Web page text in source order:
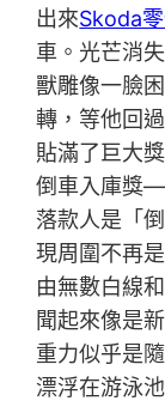
出來Skoda
車。光芒消
獸雕像一臉
轉，等他回
貼滿了巨大
倒車入庫獎
落款人是「
現周圍不再
由無數白線
聞起來像是
重力似乎是
漂浮在游泳